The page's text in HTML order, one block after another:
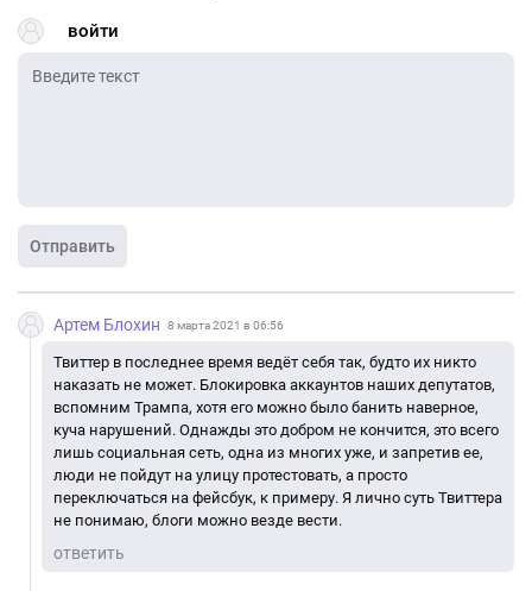
войти
Отправить
Артем Блохин 8 марта 2021 в 06:56
Твиттер в последнее время ведёт себя так, будто их никто
наказать не может. Блокировка аккаунтов наших депутатов,
вспомним Трампа, хотя его можно было банить наверное,
куча нарушений. Однажды это добром не кончится, это всего
лишь социальная сеть, одна из многих уже, и запретив ее,
люди не пойдут на улицу протестовать, а просто
переключаться на фейсбук, к примеру. Я лично суть Твиттера
не понимаю, блоги можно везде вести.
ответить